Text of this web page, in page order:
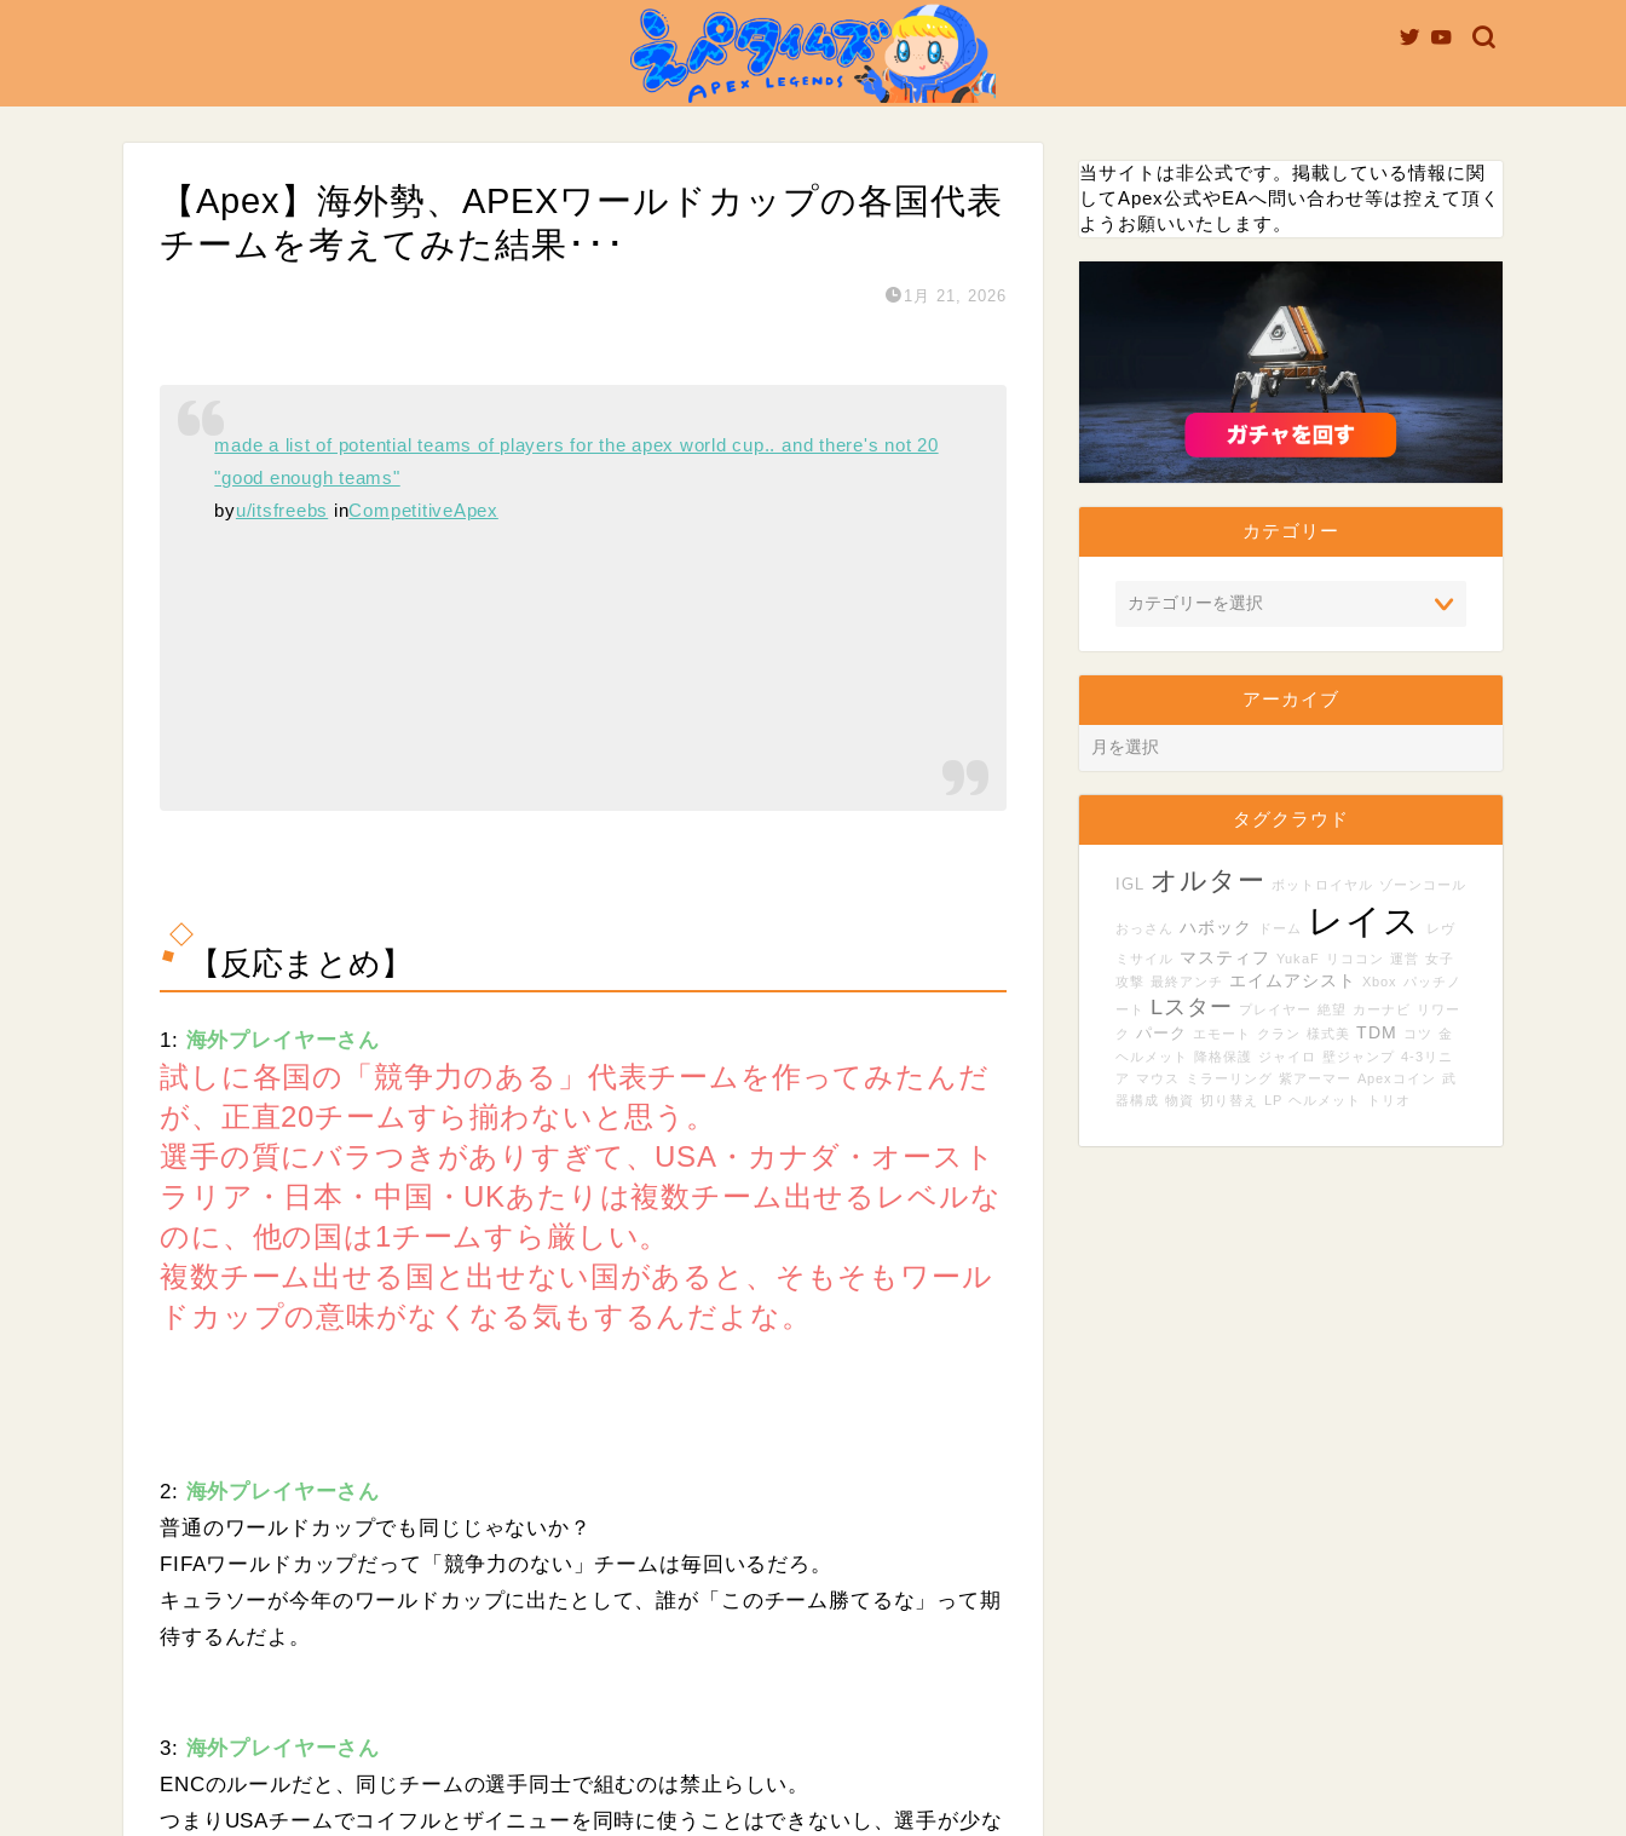
【Apex】海外勢、APEXワールドカップの各国代表
チームを考えてみた結果･･･
1月 21, 2026
n
m
u
t
e
a
:
made a list of potential teams of players for the apex world cup.. and there's not 20
"good enough teams"
byu/itsfreebs inCompetitiveApex
【反応まとめ】
1: 海外プレイヤーさん
試しに各国の「競争力のある」代表チームを作ってみたんだ
が、正直20チームすら揃わないと思う。
選手の質にバラつきがありすぎて、USA・カナダ・オースト
ラリア・日本・中国・UKあたりは複数チーム出せるレベルな
のに、他の国は1チームすら厳しい。
複数チーム出せる国と出せない国があると、そもそもワール
ドカップの意味がなくなる気もするんだよな。
2: 海外プレイヤーさん
普通のワールドカップでも同じじゃないか？
FIFAワールドカップだって「競争力のない」チームは毎回いるだろ。
キュラソーが今年のワールドカップに出たとして、誰が「このチーム勝てるな」って期
待するんだよ。
3: 海外プレイヤーさん
ENCのルールだと、同じチームの選手同士で組むのは禁止らしい。
つまりUSAチームでコイフルとザイニューを同時に使うことはできないし、選手が少な
当サイトは非公式です。掲載している情報に関
してApex公式やEAへ問い合わせ等は控えて頂く
ようお願いいたします。
カテゴリー
アーカイブ
タグクラウド
IGL オルター ボットロイヤル ゾーンコール
おっさん ハボック ドーム レイス レヴ
ミサイル マスティフ YukaF リココン 運営 女子
攻撃
最終アンチ エイムアシスト Xbox
パッチノ
ート
Lスター プレイヤー 絶望 カーナビ
リワー
ク
パーク エモート クラン 様式美 TDM コツ
金
ヘルメット
降格保護 ジャイロ 壁ジャンプ
4-3リニ
ア
マウス ミラーリング 紫アーマー Apexコイン
武
器構成 物資 切り替え LP ヘルメット トリオ